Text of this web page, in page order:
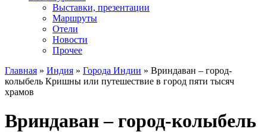
Выставки, презентации
Маршруты
Отели
Новости
Прочее
Главная » Индия » Города Индии » Вриндаван – город-
колыбель Кришны или путешествие в город пяти тысяч
храмов
Вриндаван – город-колыбель